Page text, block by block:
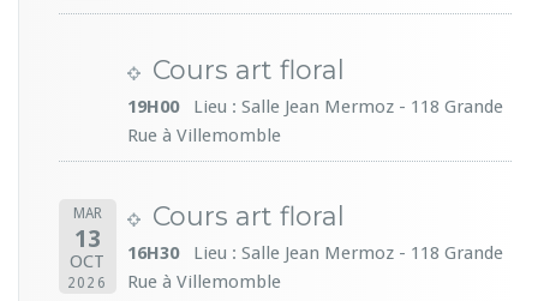
Cours art floral
19H00
Lieu : Salle Jean Mermoz - 118 Grande
Rue à Villemomble
MAR
13
OCT
2026
Cours art floral
16H30
Lieu : Salle Jean Mermoz - 118 Grande
Rue à Villemomble